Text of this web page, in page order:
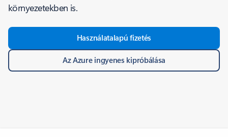
környezetekben is.
Használatalapú fizetés
Az Azure ingyenes kipróbálása